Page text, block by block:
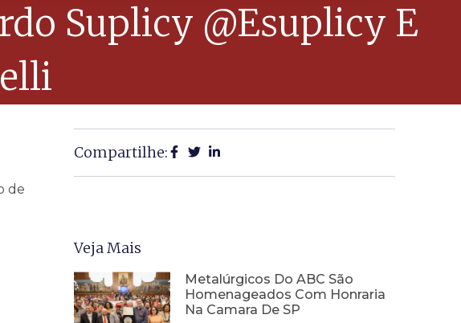
Suplicy @esuplicy E
de
Compartilhe:
Veja Mais
Metalúrgicos Do ABC São
Homenageados Com Honraria
Na Camara De SP